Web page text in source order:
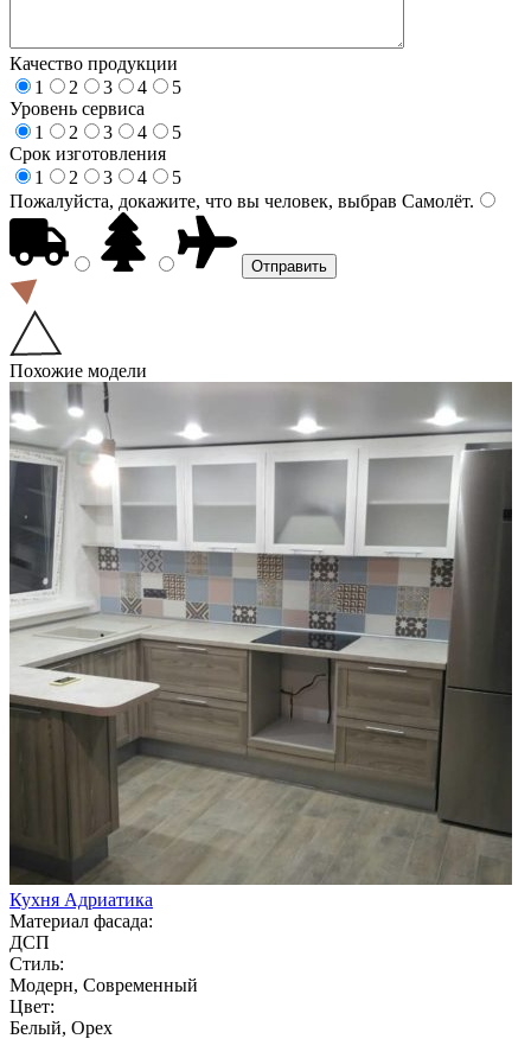
Качество продукции
1
2 3 4
5
Уровень сервиса
1
2 3 4
5
Срок изготовления
1
2 3 4
5
Пожалуйста, докажите, что вы человек, выбрав Самолёт.
Похожие модели
Кухня Адриатика
Материал фасада:
ДСП
Стиль:
Модерн, Современный
Цвет:
Белый, Орех